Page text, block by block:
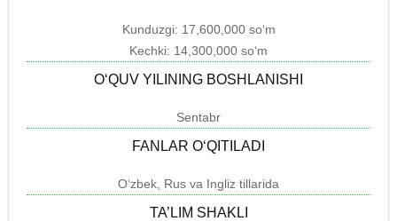
Kunduzgi: 17,600,000 so‘m
Kechki: 14,300,000 so‘m
O‘QUV YILINING BOSHLANISHI
Sentabr
FANLAR O‘QITILADI
O‘zbek, Rus va Ingliz tillarida
TA’LIM SHAKLI